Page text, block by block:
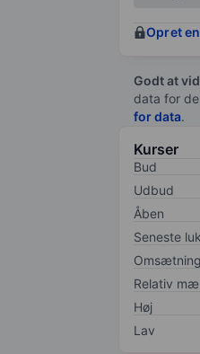
Opret
Godt at
data for
for data.
Kurser
Bud
Udbud
Åben
Seneste
Relativ
Høj
Lav